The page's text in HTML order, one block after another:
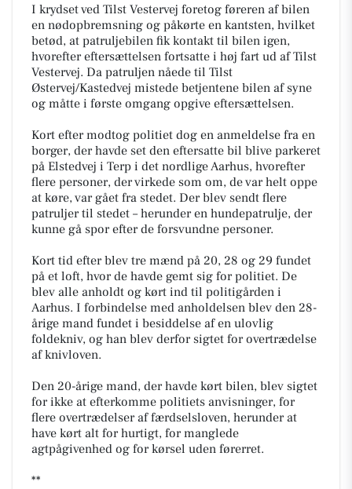
I krydset ved Tilst Vestervej foretog føreren af bilen
en nødopbremsning og påkørte en kantsten, hvilket
betød, at patruljebilen fik kontakt til bilen igen,
hvorefter eftersættelsen fortsatte i høj fart ud af Tilst
Vestervej. Da patruljen nåede til Tilst
Østervej/Kastedvej mistede betjentene bilen af syne
og måtte i første omgang opgive eftersættelsen.
Kort efter modtog politiet dog en anmeldelse fra en
borger, der havde set den eftersatte bil blive parkeret
på Elstedvej i Terp i det nordlige Aarhus, hvorefter
flere personer, der virkede som om, de var helt oppe
at køre, var gået fra stedet. Der blev sendt flere
patruljer til stedet – herunder en hundepatrulje, der
kunne gå spor efter de forsvundne personer.
Kort tid efter blev tre mænd på 20, 28 og 29 fundet
på et loft, hvor de havde gemt sig for politiet. De
blev alle anholdt og kørt ind til politigården i
Aarhus. I forbindelse med anholdelsen blev den 28-
årige mand fundet i besiddelse af en ulovlig
foldekniv, og han blev derfor sigtet for overtrædelse
af knivloven.
Den 20-årige mand, der havde kørt bilen, blev sigtet
for ikke at efterkomme politiets anvisninger, for
flere overtrædelser af færdselsloven, herunder at
have kørt alt for hurtigt, for manglede
agtpågivenhed og for kørsel uden førerret.
**